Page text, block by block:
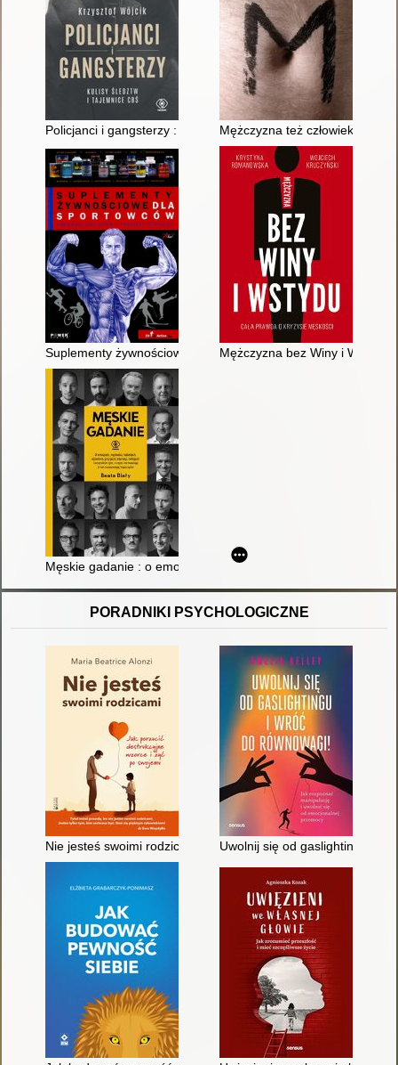
Policjanci i gangsterzy : kulisy śledztw i tajemnice CBŚ
Mężczyzna też człowiek
Suplementy żywnościowe dla sportowcówMężczyzna bez Winy i Wstydu
Męskie gadanie : o emocjach, męskości, kobietach,
PORADNIKI PSYCHOLOGICZNE
Nie jesteś swoimi rodzicami : jak porzucić destrukcyjne
Uwolnij się od gaslightingu i